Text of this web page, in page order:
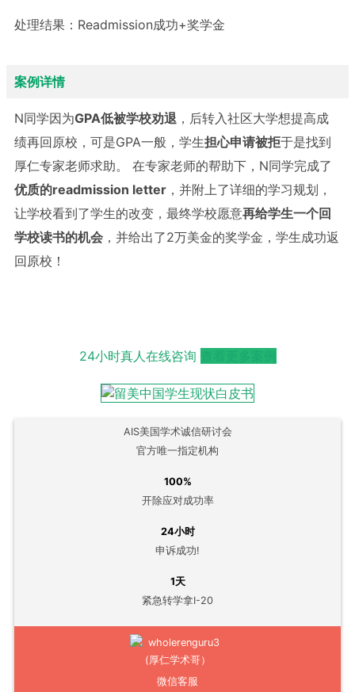
处理结果： Readmission成功+奖学金
案例详情
N同学因为GPA低被学校劝退 ，后转入社区大学想提高成
绩再回原校，可是GPA一般，学生担心申请被拒于是找到
厚仁专家老师求助。 在专家老师的帮助下，N同学完成了
优质的readmission letter ，并附上了详细的学习规划，
让学校看到了学生的改变，最终学校愿意再给学生一个回
学校读书的机会 ，并给出了2万美金的奖学金，学生成功返
回原校！
24小时真人在线咨询
AIS美国学术诚信研讨会
官方唯一指定机构
100%
开除应对成功率
24小时
申诉成功!
1天
紧急转学拿I-20
微信客服